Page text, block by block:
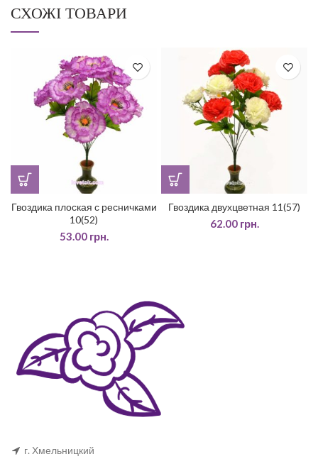
СХОЖІ ТОВАРИ
Гвоздика плоская с ресничками
10(52)
53.00 грн.
Гвоздика двухцветная 11(57)
62.00 грн.
г. Хмельницкий